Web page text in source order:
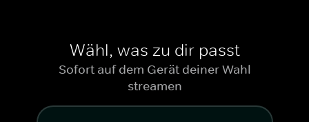
Wähl, was zu dir passt
Sofort auf dem Gerät deiner Wahl
streamen